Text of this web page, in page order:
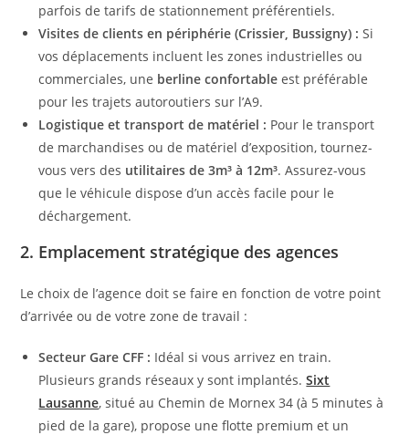
parfois de tarifs de stationnement préférentiels.
Visites de clients en périphérie (Crissier, Bussigny) : Si
vos déplacements incluent les zones industrielles ou
commerciales, une berline confortable est préférable
pour les trajets autoroutiers sur l’A9.
Logistique et transport de matériel : Pour le transport
de marchandises ou de matériel d’exposition, tournez-
vous vers des utilitaires de 3m³ à 12m³. Assurez-vous
que le véhicule dispose d’un accès facile pour le
déchargement.
2. Emplacement stratégique des agences
Le choix de l’agence doit se faire en fonction de votre point
d’arrivée ou de votre zone de travail :
Secteur Gare CFF : Idéal si vous arrivez en train.
Plusieurs grands réseaux y sont implantés.Sixt
Lausanne, situé au Chemin de Mornex 34 (à 5 minutes à
pied de la gare), propose une flotte premium et un